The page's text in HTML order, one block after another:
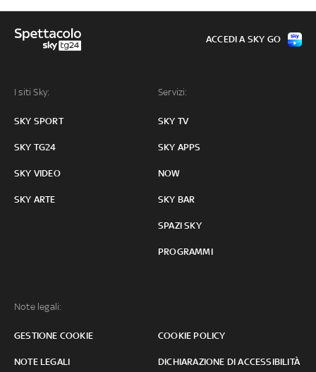
I siti Sky:
SKY SPORT
SKY TG24
SKY VIDEO
SKY ARTE
Servizi:
SKY TV
SKY APPS
NOW
SKY BAR
SPAZI SKY
PROGRAMMI
Note legali:
GESTIONE COOKIE COOKIE POLICY
NOTE LEGALI DICHIARAZIONE DI ACCESSIBILITÀ
ACCEDI A SKY GO